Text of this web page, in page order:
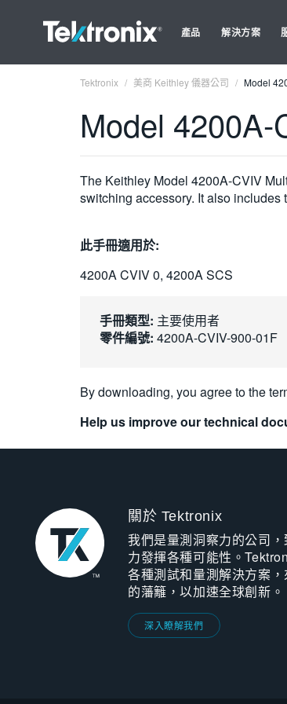
產品 解決方案
Tektronix 美商 Keithley 儀器公司 Model
Model
The Keithley Model 4200A-CVIV
switching accessory. It also includes
此手冊適用於:
4200A CVIV 0, 4200A SCS
手冊類型: 主要使用者
零件編號: 4200A-CVIV-900-01F
By downloading, you agree to the
Help us improve our technical
關於 Tektronix
我們是量測洞察力的公司
力發揮各種可能性。
各種測試和量測解決方案
的藩籬，以加速全球創新。
深入瞭解我們